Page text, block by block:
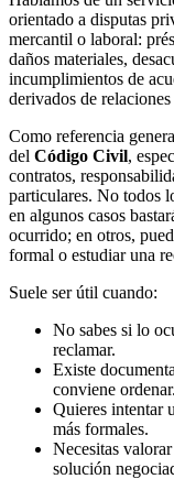
orientado a disputas
mercantil o laboral:
daños materiales,
incumplimientos de
derivados de
Como referencia
del Código Civil,
contratos,
particulares. No todos
en algunos casos
ocurrido; en otros,
formal o estudiar una
Suele ser útil cuando:
No sabes si lo
reclamar.
Existe
conviene ordenar.
Quieres intentar
más formales.
Necesitas
solución